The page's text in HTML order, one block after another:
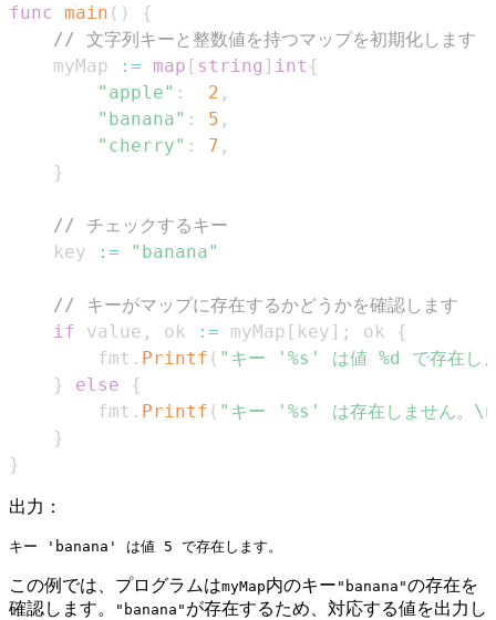
func main ( )
{
// 文字列キーと整数値を持つマップを初期化します
    myMap
:= map [ string ] int {
"apple" : 2 ,
"banana" : 5 ,
"cherry" : 7 ,
}
// チェックするキー
    key
:= "banana"
// キーがマップに存在するかどうかを確認します
if value , ok := myMap [ key ] ; ok
{
        fmt
. Printf ( "キー '%s' は値 %d で存在し
}
else
{
        fmt
. Printf ( "キー '%s' は存在しません。
}
}
出力：
この例では、プログラムはmyMap内のキー "banana"の存在を
確認します。
"banana" が存在するため、対応する値を出力し